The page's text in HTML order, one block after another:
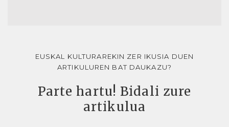
EUSKAL KULTURAREKIN ZER IKUSIA DUEN
ARTIKULUREN BAT DAUKAZU?
Parte hartu! Bidali zure
artikulua